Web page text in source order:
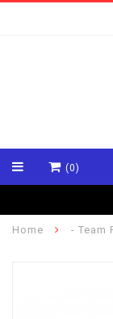
(0)
Home - Team